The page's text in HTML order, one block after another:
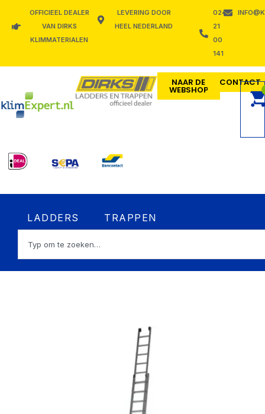
OFFICIEEL DEALER
VAN DIRKS
KLIMMATERIALEN
LEVERING DOOR
HEEL NEDERLAND
024
21
00
141
NAAR DE
WEBSHOP
CONTACT
LADDERS Open LADDERS
TRAPPEN